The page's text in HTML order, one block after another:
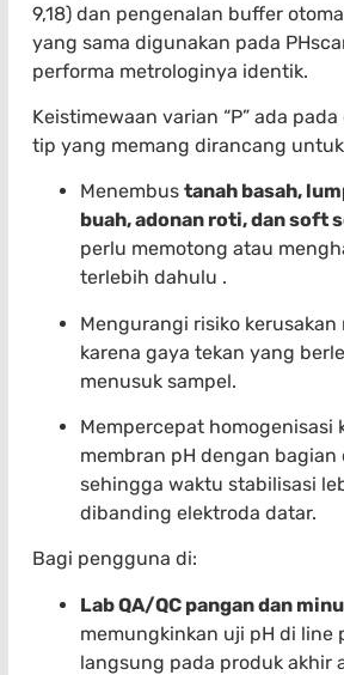
9,18) dan pengenalan buffer
yang sama digunakan pada
performa metrologinya identik.
Keistimewaan varian “P” ada
tip yang memang dirancang
Menembus tanah basah,
buah, adonan roti, dan soft
perlu memotong atau
terlebih dahulu .
Mengurangi risiko kerusakan
karena gaya tekan yang
menusuk sampel.
Mempercepat homogenisasi
membran pH dengan bagian
sehingga waktu stabilisasi
dibanding elektroda datar.
Bagi pengguna di:
Lab QA/QC pangan dan
memungkinkan uji pH di line
langsung pada produk akhir